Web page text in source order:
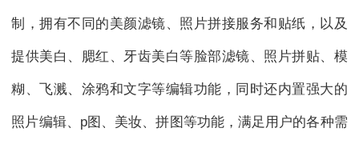
制，拥有不同的美颜滤镜、照片拼接服务和贴纸，以及
提供美白、腮红、牙齿美白等脸部滤镜、照片拼贴、模
糊、飞溅、涂鸦和文字等编辑功能，同时还内置强大的
照片编辑、p图、美妆、拼图等功能，满足用户的各种需